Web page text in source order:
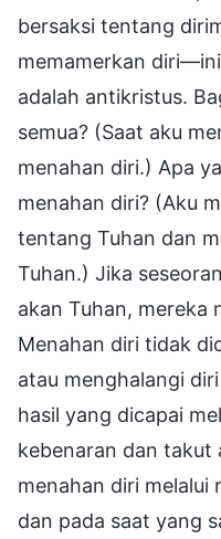
bersaksi tentang
memamerkan
adalah antikristus.
semua? (Saat aku
menahan diri.) Apa
menahan diri? (Aku
tentang Tuhan dan
Tuhan.) Jika
akan Tuhan, mereka
Menahan diri tidak
atau menghalangi
hasil yang dicapai
kebenaran dan takut
menahan diri melalui
dan pada saat yang